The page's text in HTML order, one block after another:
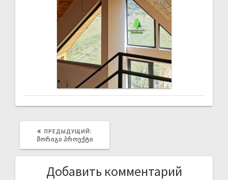
ПРЕДЫДУЩИЙ:
ᲛᲝᲠᲘᲒᲘ ᲞᲠᲝᲔᲥᲢᲘ
Добавить комментарий